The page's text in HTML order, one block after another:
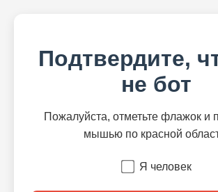
Подтвердите,
не бот
Пожалуйста, отметьте флажок и
мышью по красной
Я человек